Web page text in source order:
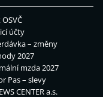
účty
– změny
2027
mzda 2027
Pas – slevy
CENTER a.s.